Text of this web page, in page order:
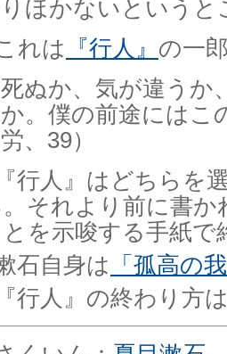
りほかないという
れは
『行人』 の一
死ぬか、気が違うか
か。僕の前途にはこ
労、39）
『行人』はどちらを
。それより前に書
とを示唆する手紙で
石自身は
「孤高の
『行人』の終わり方